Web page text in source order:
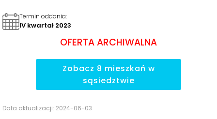
Termin oddania:
IV kwartał 2023
OFERTA ARCHIWALNA
Zobacz 8 mieszkań w
sąsiedztwie
Data aktualizacji: 2024-06-03